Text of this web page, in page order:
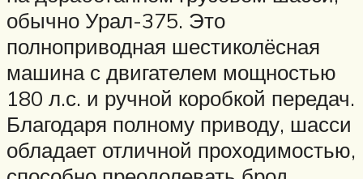
обычно Урал-375. Это
полноприводная шестиколёсная
машина с двигателем мощностью
180 л.с. и ручной коробкой передач.
Благодаря полному приводу, шасси
обладает отличной проходимостью,